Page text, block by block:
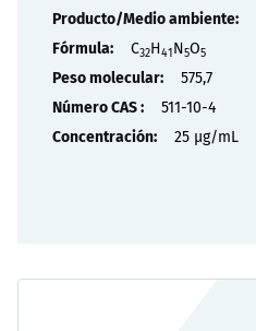
C32H41N5O5
575,7
511-10-4
25 µg/mL